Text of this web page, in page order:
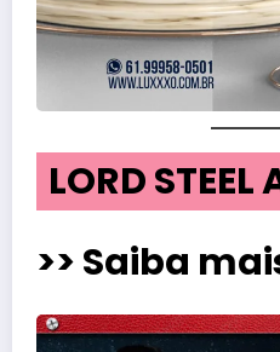
LORD STEEL
>> Saiba